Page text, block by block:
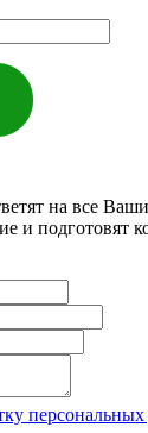
на все
и подготовят